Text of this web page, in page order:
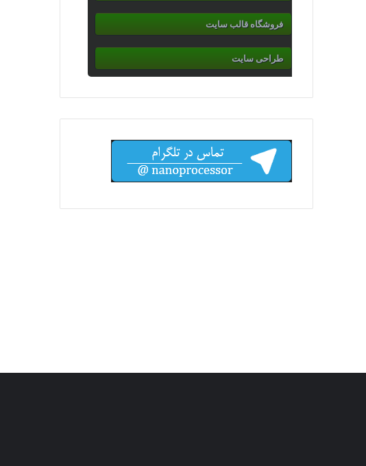
فروشگاه قالب سایت
طراحی سایت